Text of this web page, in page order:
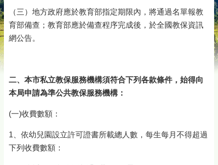
（三）地方政府應於教育部指定期限內，將通過名單報教
育部備查；教育部應於備查程序完成後，於全國教保資訊
網公告。
二、本市私立教保服務機構須符合下列各款條件，始得向
本局申請為準公共教保服務機構：
(一)收費數額：
1、依幼兒園設立許可證書所載總人數，每生每月不得超過
下列收費數額：